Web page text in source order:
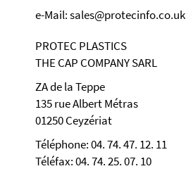
e-Mail: sales@protecinfo.co.uk
PROTEC PLASTICS
THE CAP COMPANY SARL
ZA de la Teppe
135 rue Albert Métras
01250 Ceyzériat
Téléphone: 04. 74. 47. 12. 11
Téléfax: 04. 74. 25. 07. 10